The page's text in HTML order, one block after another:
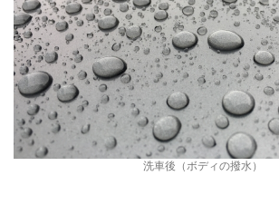
洗車後（ボディの撥水）